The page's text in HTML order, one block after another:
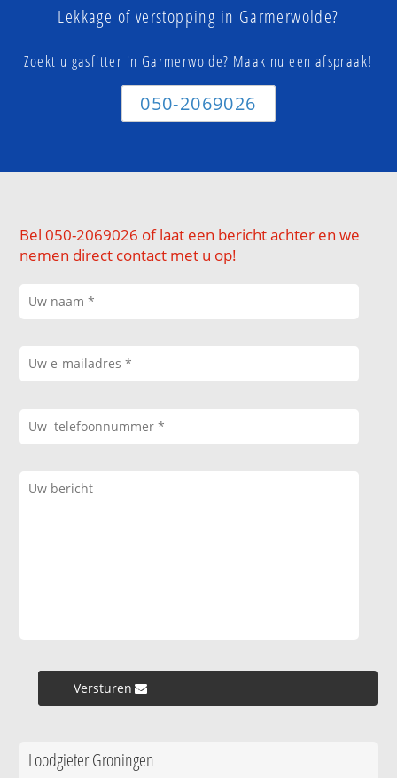
Lekkage of verstopping in Garmerwolde?
Zoekt u gasfitter in Garmerwolde? Maak nu een afspraak!
050-2069026
Bel 050-2069026 of laat een bericht achter en we
nemen direct contact met u op!
Versturen »
Loodgieter Groningen